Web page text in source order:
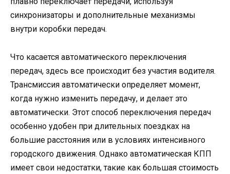
синхронизаторы и дополнительные механизмы
внутри коробки передач.
Что касается автоматического переключения
передач, здесь все происходит без участия водителя.
Трансмиссия автоматически определяет момент,
когда нужно изменить передачу, и делает это
автоматически. Этот способ переключения передач
особенно удобен при длительных поездках на
большие расстояния или в условиях интенсивного
городского движения. Однако автоматическая КПП
имеет свои недостатки, такие как большая стоимость